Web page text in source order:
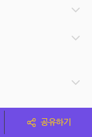
공유하기
아닙니다. 따라서 스페이스클